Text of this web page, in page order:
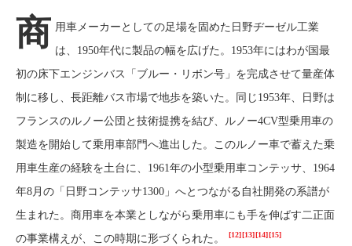
商 用車メーカーとしての足場を固めた日野ヂーゼル工業
は、1950年代に製品の幅を広げた。1953年にはわが国最
初の床下エンジンバス「ブルー・リボン号」を完成させて量産体
制に移し、長距離バス市場で地歩を築いた。同じ1953年、日野は
フランスのルノー公団と技術提携を結び、ルノー4CV型乗用車の
製造を開始して乗用車部門へ進出した。このルノー車で蓄えた乗
用車生産の経験を土台に、1961年の小型乗用車コンテッサ、1964
年8月の「日野コンテッサ1300」へとつながる自社開発の系譜が
生まれた。商用車を本業としながら乗用車にも手を伸ばす二正面
の事業構えが、この時期に形づくられた。
[12] [13] [14] [15]